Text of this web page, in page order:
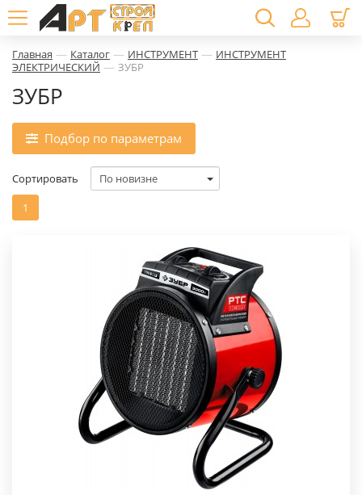
Главная — Каталог — ИНСТРУМЕНТ — ИНСТРУМЕНТ
ЭЛЕКТРИЧЕСКИЙ — ЗУБР
ЗУБР
Подбор по параметрам
1
Сортировать